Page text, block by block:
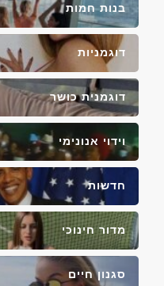
בנות חמות
דוגמניות
דוגמנית כושר
וידוי אנונימי
חדשות
מדור חינוכי
סגנון חיים